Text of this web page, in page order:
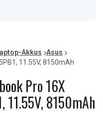
Akkus
Asus
11.55V, 8150mAh
Pro 16X
11.55V, 8150mAh